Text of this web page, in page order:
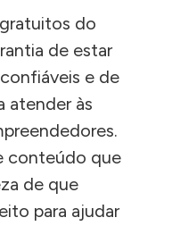
do
de estar
e de
atender às
conteúdo que
de que
para ajudar